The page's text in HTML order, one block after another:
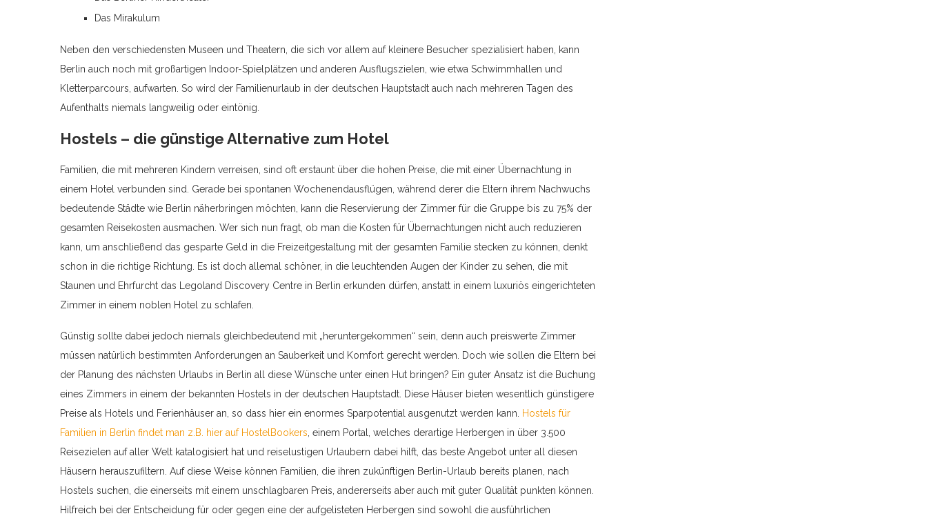
Das Mirakulum
Neben den verschiedensten Museen und Theatern, die sich vor allem auf kleinere Besucher spezialisiert haben, kann
Berlin auch noch mit großartigen Indoor-Spielplätzen und anderen Ausflugszielen, wie etwa Schwimmhallen und
Kletterparcours, aufwarten. So wird der Familienurlaub in der deutschen Hauptstadt auch nach mehreren Tagen des
Aufenthalts niemals langweilig oder eintönig.
Hostels – die günstige Alternative zum Hotel
Familien, die mit mehreren Kindern verreisen, sind oft erstaunt über die hohen Preise, die mit einer Übernachtung in
einem Hotel verbunden sind. Gerade bei spontanen Wochenendausflügen, während derer die Eltern ihrem Nachwuchs
bedeutende Städte wie Berlin näherbringen möchten, kann die Reservierung der Zimmer für die Gruppe bis zu 75% der
gesamten Reisekosten ausmachen. Wer sich nun fragt, ob man die Kosten für Übernachtungen nicht auch reduzieren
kann, um anschließend das gesparte Geld in die Freizeitgestaltung mit der gesamten Familie stecken zu können, denkt
schon in die richtige Richtung. Es ist doch allemal schöner, in die leuchtenden Augen der Kinder zu sehen, die mit
Staunen und Ehrfurcht das Legoland Discovery Centre in Berlin erkunden dürfen, anstatt in einem luxuriös eingerichteten
Zimmer in einem noblen Hotel zu schlafen.
Günstig sollte dabei jedoch niemals gleichbedeutend mit „heruntergekommen“ sein, denn auch preiswerte Zimmer
müssen natürlich bestimmten Anforderungen an Sauberkeit und Komfort gerecht werden. Doch wie sollen die Eltern bei
der Planung des nächsten Urlaubs in Berlin all diese Wünsche unter einen Hut bringen? Ein guter Ansatz ist die Buchung
eines Zimmers in einem der bekannten Hostels in der deutschen Hauptstadt. Diese Häuser bieten wesentlich günstigere
Preise als Hotels und Ferienhäuser an, so dass hier ein enormes Sparpotential ausgenutzt werden kann.
Hostels für
Familien in Berlin findet man z.B. hier auf HostelBookers , einem Portal, welches derartige Herbergen in über 3.500
Reisezielen auf aller Welt katalogisiert hat und reiselustigen Urlaubern dabei hilft, das beste Angebot unter all diesen
Häusern herauszufiltern. Auf diese Weise können Familien, die ihren zukünftigen Berlin-Urlaub bereits planen, nach
Hostels suchen, die einerseits mit einem unschlagbaren Preis, andererseits aber auch mit guter Qualität punkten können.
Hilfreich bei der Entscheidung für oder gegen eine der aufgelisteten Herbergen sind sowohl die ausführlichen